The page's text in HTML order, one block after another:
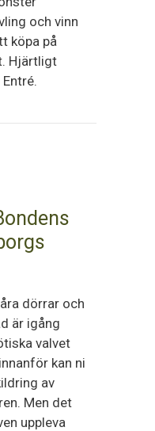
och vinn
köpa på
Hjärtligt
dörrar och
är igång
valvet
kan ni
av
Men det
uppleva